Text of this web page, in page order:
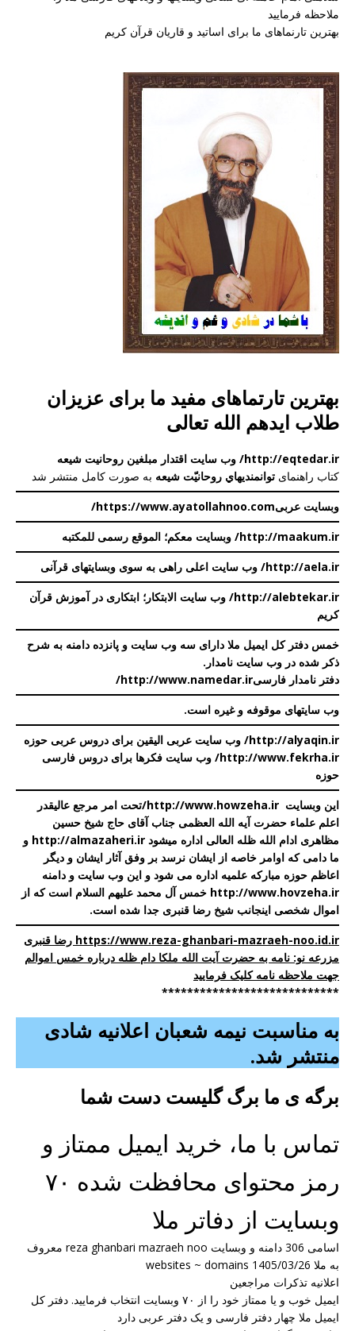
ملاحظه فرمایید
بهترین تارنماهای ما برای اساتید و قاریان قرآن کریم
بهترین تارتماهای مفید ما برای عزیزان
طلاب ایدهم الله تعالی
http://eqtedar.ir/ وب سایت اقتدار مبلغین روحانیت شیعه
کتاب راهنمای توانمندیهاي روحانیّت شيعه به صورت کامل منتشر شد
وبسایت عربیhttps://www.ayatollahnoo.com/
http://maakum.ir/ وبسایت معکم؛ الموقع رسمی للمکتبه
http://aela.ir/ وب سایت اعلی راهی به سوی وبسایتهای قرآنی
http://alebtekar.ir/ وب سایت الابتکار؛ ابتکاری در آموزش قرآن
کریم
خمس دفتر کل ایمیل ملا دارای سه وب سایت و پانزده دامنه به شرح
ذکر شده در وب سایت نامدار .
دفتر نامدار فارسیhttp://www.namedar.ir/
وب سایتهای موقوفه و غیره است.
http://alyaqin.ir/ وب سایت عربی الیقین برای دروس عربی حوزه
http://www.fekrha.ir/ وب سایت فکرها برای دروس فارسی
حوزه
این وبسایت http://www.howzeha.ir
/تحت امر مرجع عالیقدر
اعلم علماء حضرت آیه الله العظمی جناب آقای حاج شیخ حسین
مظاهری ادام الله ظله العالی اداره میشود http://almazaheri.ir و
ما دامی که اوامر خاصه از ایشان نرسد بر وفق آثار ایشان و دیگر
اعاظم حوزه مبارکه علمیه اداره می شود و این وب سایت و دامنه
http://www.hovzeha.ir خمس آل محمد علیهم السلام است که از
اموال شخصی اینجانب شیخ رضا قنبری جدا شده است.
https://www.reza-ghanbari-mazraeh-noo.id.ir رضا قنبری
مزرعه نو: نامه به حضرت آیت الله ملکا دام ظله درباره خمس اموالم
جهت ملاحظه نامه کلیک فرمایید
****************************
به مناسبت نیمه شعبان اعلانیه شادی
منتشر شد.
برگه ی ما برگ گلیست دست شما
تماس با ما، خرید ایمیل ممتاز و
رمز محتوای محافظت شده ۷۰
وبسایت از دفاتر ملا
اسامی 306 دامنه و وبسایت reza ghanbari mazraeh noo معروف
به ملا websites ~ domains 1405/03/26
اعلانیه تذکرات مراجعین
ایمیل خوب و یا ممتاز خود را از ۷۰ وبسایت انتخاب فرمایید. دفتر کل
ایمیل ملا چهار دفتر فارسی و یک دفتر عربی دارد